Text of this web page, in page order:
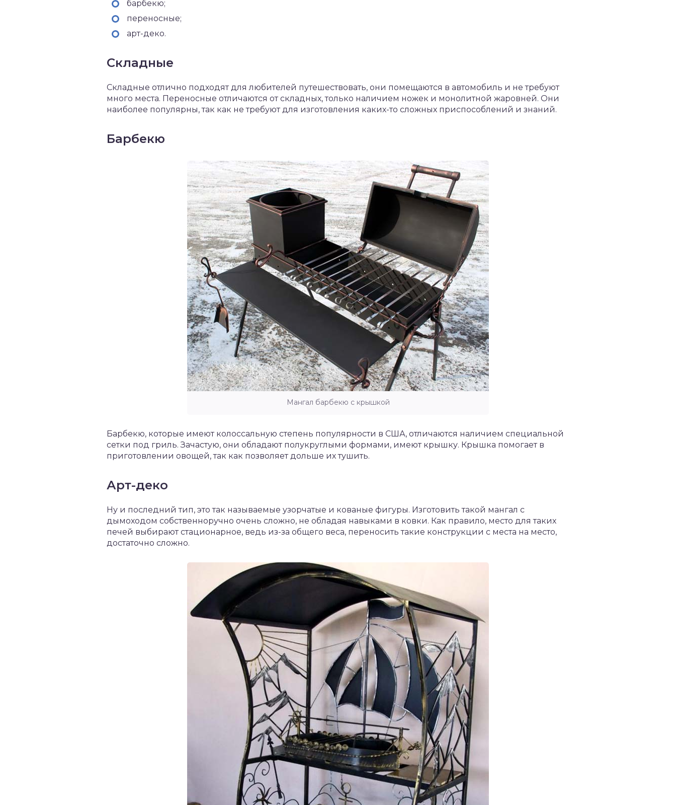
барбекю;
переносные;
арт-деко.
Складные
Складные отлично подходят для любителей путешествовать, они помещаются в автомобиль и не требуют
много места. Переносные отличаются от складных, только наличием ножек и монолитной жаровней. Они
наиболее популярны, так как не требуют для изготовления каких-то сложных приспособлений и знаний.
Барбекю
Мангал барбекю с крышкой
Барбекю, которые имеют колоссальную степень популярности в США, отличаются наличием специальной
сетки под гриль. Зачастую, они обладают полукруглыми формами, имеют крышку. Крышка помогает в
приготовлении овощей, так как позволяет дольше их тушить.
Арт-деко
Ну и последний тип, это так называемые узорчатые и кованые фигуры. Изготовить такой мангал с
дымоходом собственноручно очень сложно, не обладая навыками в ковки. Как правило, место для таких
печей выбирают стационарное, ведь из-за общего веса, переносить такие конструкции с места на место,
достаточно сложно.